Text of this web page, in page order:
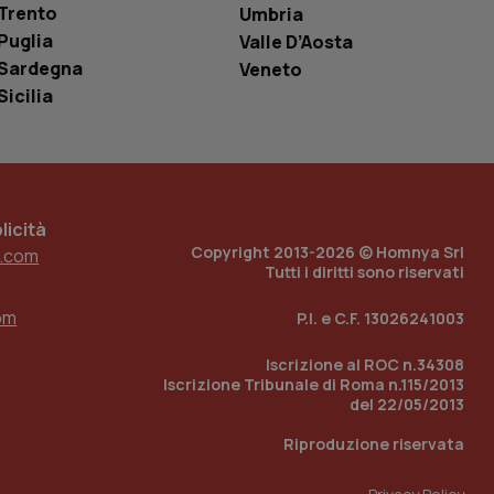
Umbria
Valle D’Aosta
Veneto
Copyright 2013-2026 © Homnya Srl
Tutti i diritti sono riservati
P.I. e C.F. 13026241003
Iscrizione al ROC n.34308
Iscrizione Tribunale di Roma n.115/2013
del 22/05/2013
Riproduzione riservata
in cui viene
il sito, ma un
di accesso per
Analytics
per mantenere
traccia
del sito web sta
traccia